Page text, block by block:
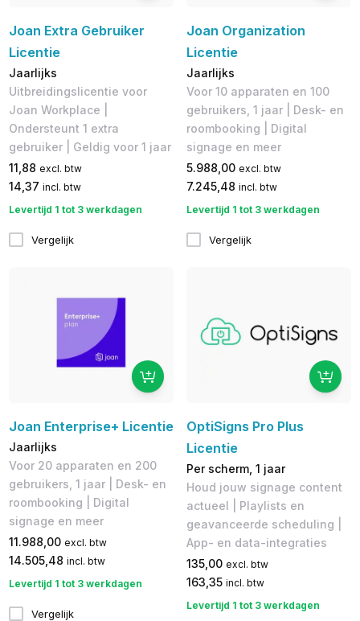
Joan Extra Gebruiker
Licentie
Jaarlijks
Uitbreidingslicentie voor
Joan Workplace |
Ondersteunt 1 extra
gebruiker | Geldig voor 1 jaar
11,88 excl. btw
14,37 incl. btw
Levertijd 1 tot 3 werkdagen
Vergelijk
Joan Organization
Licentie
Jaarlijks
Voor 10 apparaten en 100
gebruikers, 1 jaar | Desk- en
roombooking | Digital
signage en meer
5.988,00 excl. btw
7.245,48 incl. btw
Levertijd 1 tot 3 werkdagen
Vergelijk
Joan Enterprise+ Licentie
Jaarlijks
Voor 20 apparaten en 200
gebruikers, 1 jaar | Desk- en
roombooking | Digital
signage en meer
11.988,00 excl. btw
14.505,48 incl. btw
Levertijd 1 tot 3 werkdagen
Vergelijk
OptiSigns Pro Plus
Licentie
Per scherm, 1 jaar
Houd jouw signage content
actueel | Playlists en
geavanceerde scheduling |
App- en data-integraties
135,00 excl. btw
163,35 incl. btw
Levertijd 1 tot 3 werkdagen